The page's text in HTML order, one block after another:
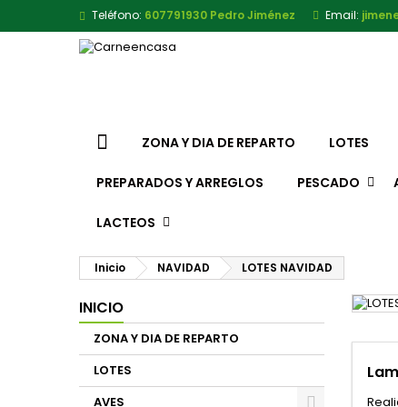
Teléfono: 607791930 Pedro Jiménez Email:
ZONA Y DIA DE REPARTO LOTES
PREPARADOS Y ARREGLOS PESCADO
LACTEOS
Inicio NAVIDAD LOTES NAVIDAD
INICIO
ZONA Y DIA DE REPARTO
LOTES
AVES